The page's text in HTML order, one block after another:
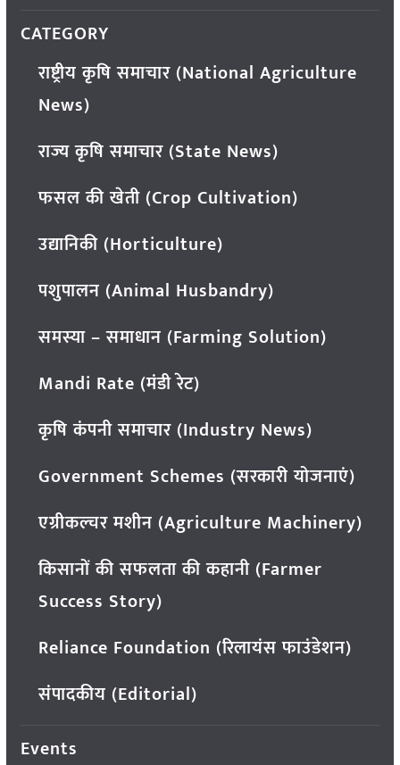
CATEGORY
राष्ट्रीय कृषि समाचार (National Agriculture
News)
राज्य कृषि समाचार (State News)
फसल की खेती (Crop Cultivation)
उद्यानिकी (Horticulture)
पशुपालन (Animal Husbandry)
समस्या – समाधान (Farming Solution)
Mandi Rate (मंडी रेट)
कृषि कंपनी समाचार (Industry News)
Government Schemes (सरकारी योजनाएं)
एग्रीकल्चर मशीन (Agriculture Machinery)
किसानों की सफलता की कहानी (Farmer
Success Story)
Reliance Foundation (रिलायंस फाउंडेशन)
संपादकीय (Editorial)
Events